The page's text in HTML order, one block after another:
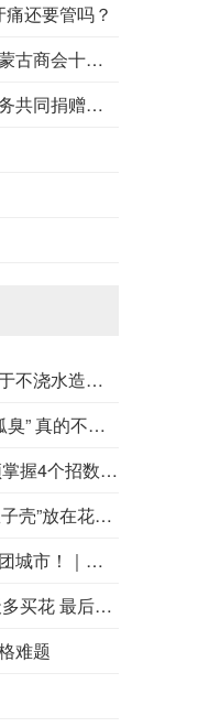
还要管吗？
锡林浩特参加深圳市内蒙古商会十周年庆典暨内蒙古招商引智大会、广东省第八届那达慕活动
明尚网络科技与天善商务共同捐赠物资，让孩子们拥有更好的教育
植物土壤黄叶不仅是由于不浇水造成的 还应根据情况解决
三种花价值高 就是有“狐臭” 真的不好选
想要山龟快速爬壁 必须掌握4个招数 很有观赏性！
“冬天在家吃瓜子” 把“瓜子壳”放在花盆里 青萝卜、仙客来就茂盛了！
刚刚，新疆多了一座兵团城市！｜地球知识局
多菌灵不会用 即使春天多买花 最后也可能会死
难题